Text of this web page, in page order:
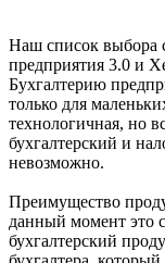
Наш список выбора
предприятия 3.0 и
Бухгалтерию
только для
технологичная, но
бухгалтерский и
невозможно.
Преимущество
данный момент это
бухгалтерский